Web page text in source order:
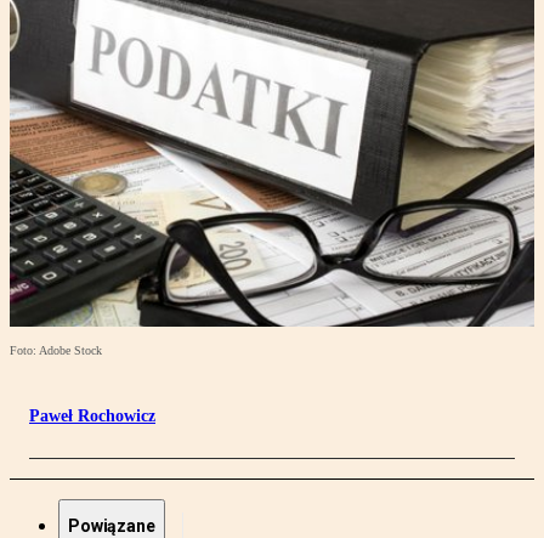
Foto: Adobe Stock
Paweł Rochowicz
Powiązane